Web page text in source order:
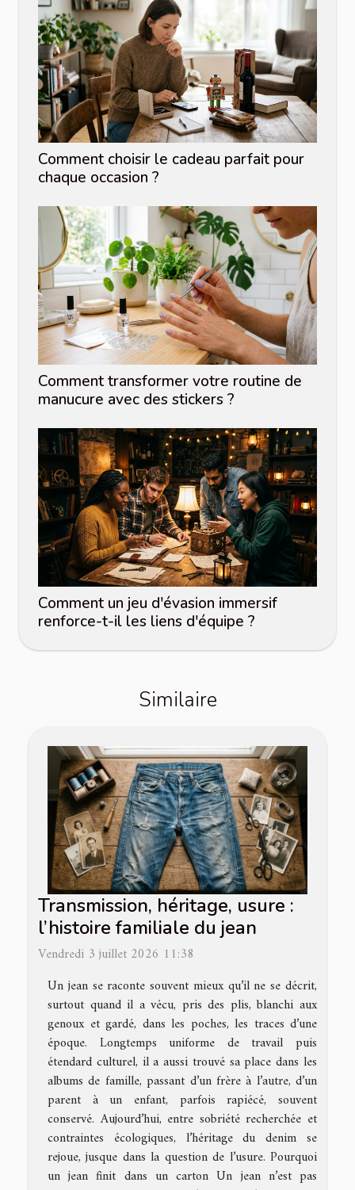
Comment choisir le cadeau parfait pour
chaque occasion ?
Comment transformer votre routine de
manucure avec des stickers ?
Comment un jeu d'évasion immersif
renforce-t-il les liens d'équipe ?
Similaire
Transmission, héritage, usure :
l’histoire familiale du jean
Vendredi 3 juillet 2026 11:38
Un jean se raconte souvent mieux qu’il ne se décrit,
surtout quand il a vécu, pris des plis, blanchi aux
genoux et gardé, dans les poches, les traces d’une
époque. Longtemps uniforme de travail puis
étendard culturel, il a aussi trouvé sa place dans les
albums de famille, passant d’un frère à l’autre, d’un
parent à un enfant, parfois rapiécé, souvent
conservé. Aujourd’hui, entre sobriété recherchée et
contraintes écologiques, l’héritage du denim se
rejoue, jusque dans la question de l’usure. Pourquoi
un jean finit dans un carton Un jean n’est pas